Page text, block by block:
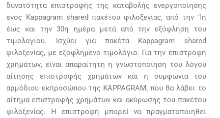
δυνατότητα επιστροφής της καταβολής ενεργοποίησης
ενός Kappagram shared πακέτου φιλοξενίας, από την 1η
έως και την 30η ημέρα μετά από την εξόφληση του
τιμολογίου. Ισχύει για πακέτα Kappagram shared
φιλοξενίας, με εξοφλημένο τιμολόγιο. Για την επιστροφή
χρημάτων, είναι απαραίτητη η γνωστοποίηση του λόγου
αίτησης επιστροφής χρημάτων και η συμφωνία του
αρμόδιου εκπροσώπου της KAPPAGRAM, που θα λάβει το
αίτημα επιστροφής χρημάτων και ακύρωσης του πακέτου
φιλοξενίας. Η επιστροφή μπορεί να πραγματοποιηθεί